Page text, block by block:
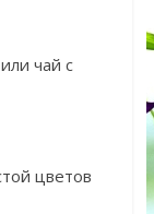
чай с
цветов